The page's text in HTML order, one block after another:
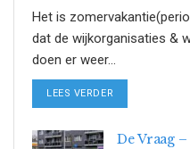
Het is
dat de wijkorganisaties &
doen er weer...
LEES VERDER
De Vraag